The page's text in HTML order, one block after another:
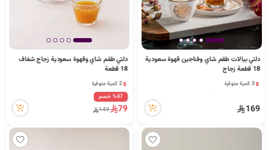
دلتي بيالات طقم شاي وفناجين قهوة سعودية
18 قطعة زجاج
3 كمية متوفرة
79 مشاهدة مؤخراً
3 كمية متوفرة
169
دلتي طقم شاي وقهوة سعودية زجاج شفاف
18 قطعة
2 كمية متوفرة
48 مشاهدة مؤخراً
2 كمية متوفرة
48 مشاهدة مؤخراً
%47 خصم
79
149